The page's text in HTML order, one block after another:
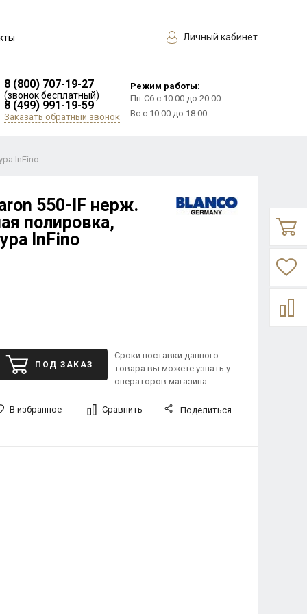
Личный кабинет
8 (800) 707-19-27
(звонок бесплатный)
8 (499) 991-19-59
Заказать обратный звонок
Режим работы:
Пн-Сб с 10:00 до 20:00
Вс с 10:00 до 18:00
InFino
550-IF нерж.
полировка,
InFino
ПОД ЗАКАЗ
Сроки поставки данного
товара вы можете узнать у
операторов магазина.
В избранное Сравнить Поделиться